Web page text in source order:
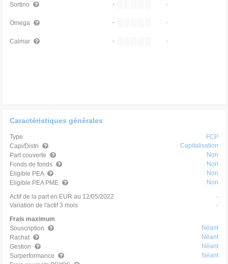
Sortino - -
Omega - -
Calmar - -
Caractéristiques générales
Type
FCP
Capi/Distri
Capitalisation
Part couverte
Non
Fonds de fonds
Non
Eligible PEA
Non
Eligible PEA PME
Non
Actif de la part en EUR au 12/05/2022
-
Variation de l'actif 3 mois
-
Frais maximum
Souscription
Néant
Rachat
Néant
Gestion
Néant
Surperformance
Néant